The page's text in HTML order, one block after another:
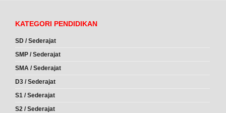
KATEGORI PENDIDIKAN
SD / Sederajat
SMP / Sederajat
SMA / Sederajat
D3 / Sederajat
S1 / Sederajat
S2 / Sederajat